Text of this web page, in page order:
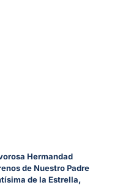
Hermandad
de Nuestro Padre
de la Estrella,